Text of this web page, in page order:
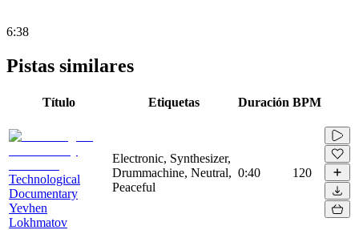
6:38
Pistas similares
Título Etiquetas Duración BPM
Technological
Documentary
Yevhen
Lokhmatov
Electronic, Synthesizer,
Drummachine, Neutral,
Peaceful
0:40 120